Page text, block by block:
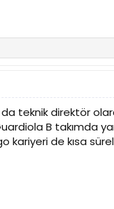
teknik direktör
B takımda
kariyeri de kısa